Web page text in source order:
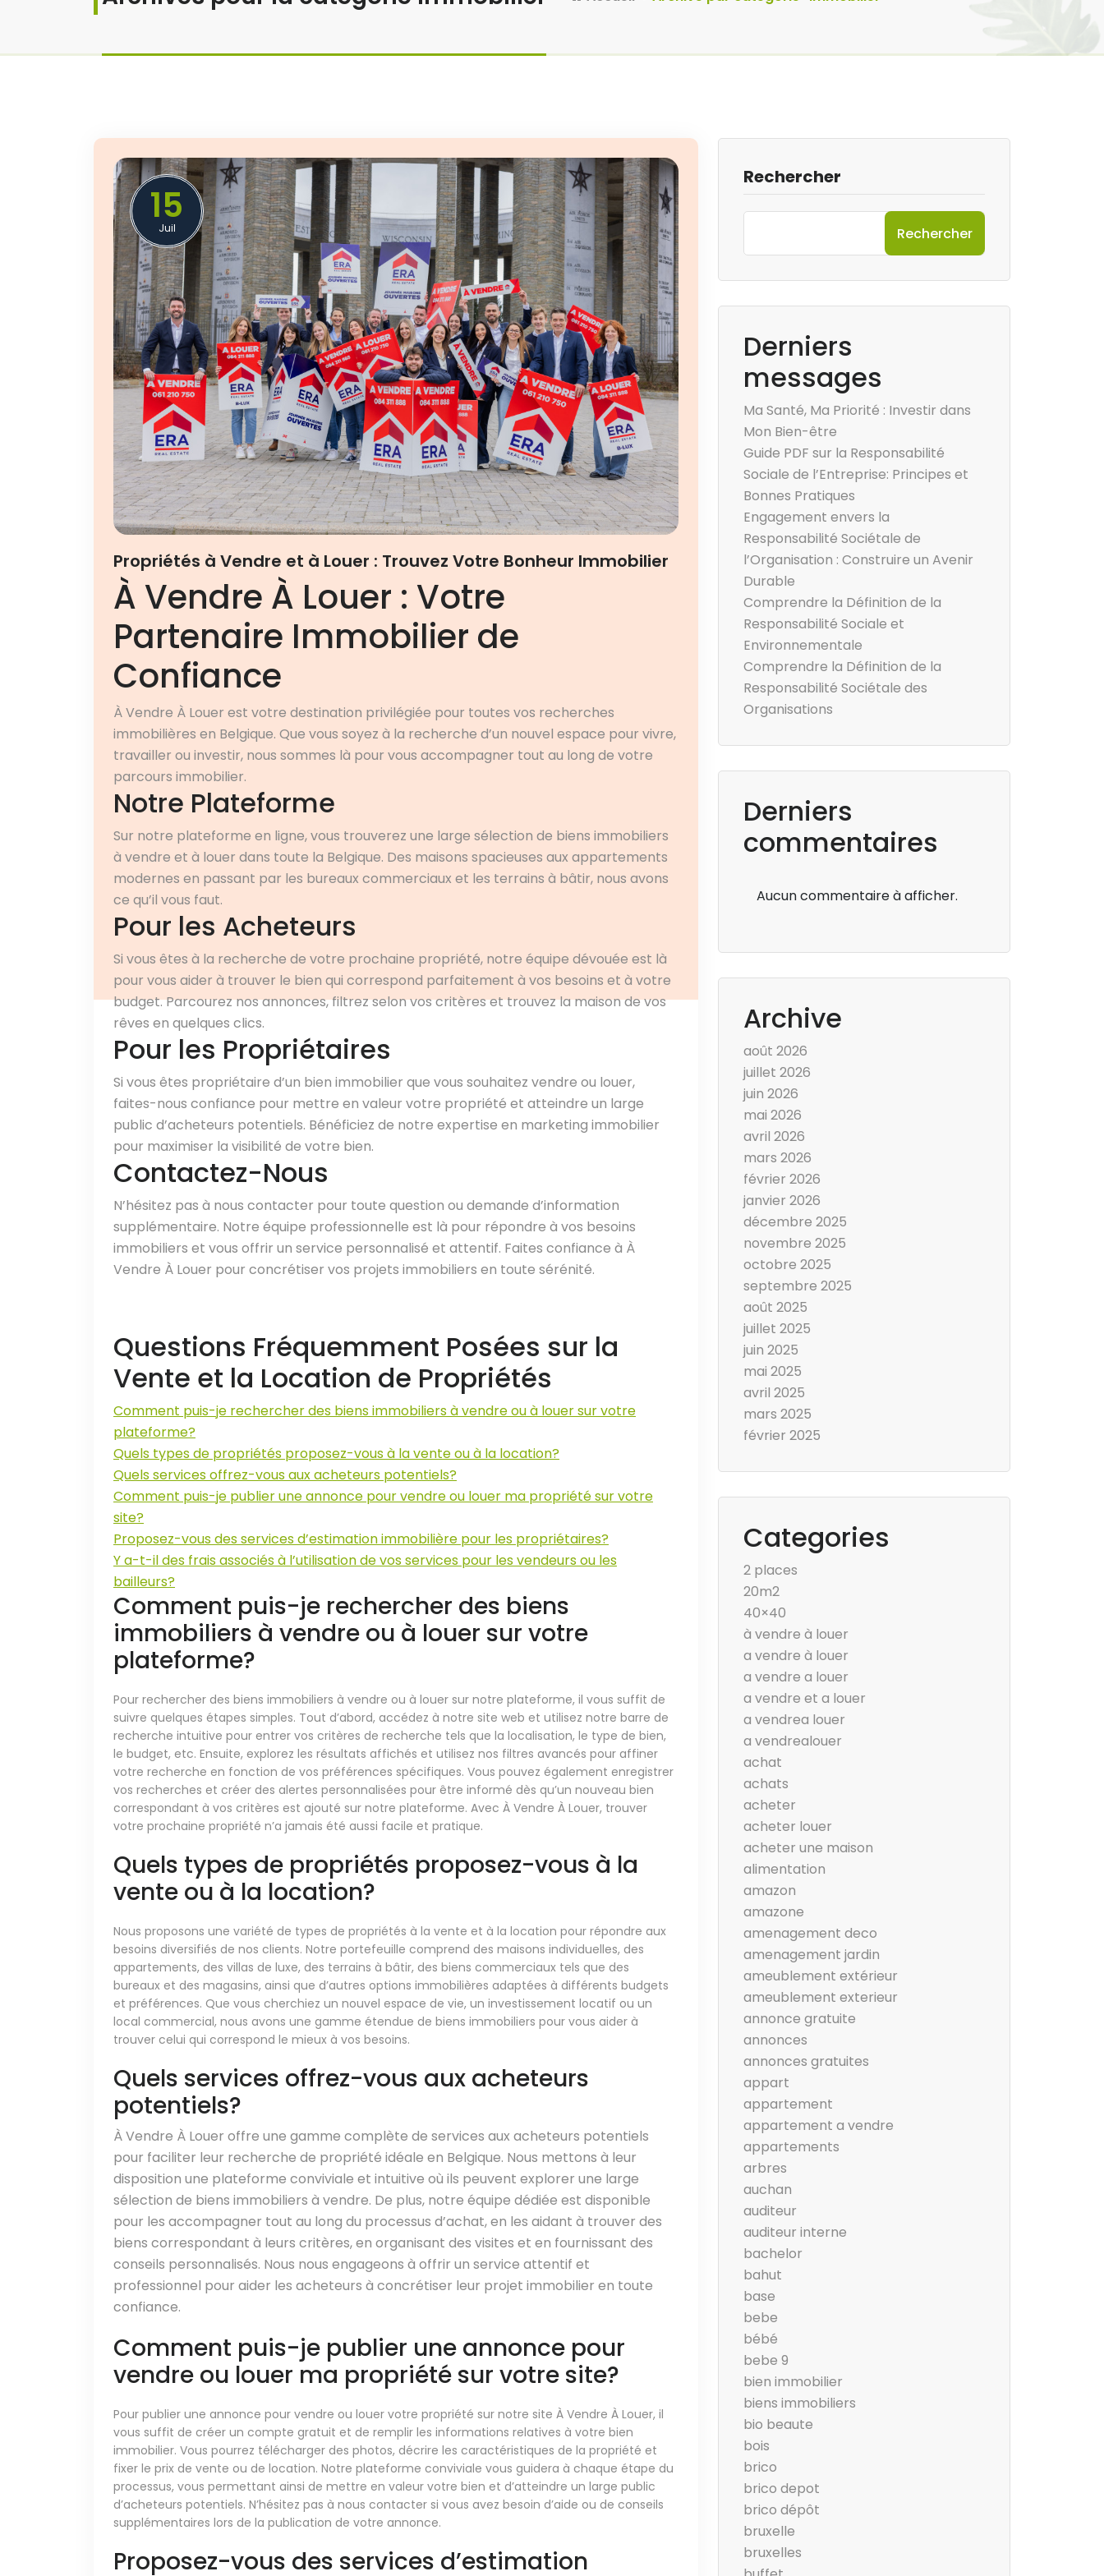
15
Juil
Propriétés à Vendre et à Louer : Trouvez Votre Bonheur Immobilier
À Vendre À Louer : Votre
Partenaire Immobilier de
Confiance
À Vendre À Louer est votre destination privilégiée pour toutes vos recherches
immobilières en Belgique. Que vous soyez à la recherche d’un nouvel espace pour vivre,
travailler ou investir, nous sommes là pour vous accompagner tout au long de votre
parcours immobilier.
Notre Plateforme
Sur notre plateforme en ligne, vous trouverez une large sélection de biens immobiliers
à vendre et à louer dans toute la Belgique. Des maisons spacieuses aux appartements
modernes en passant par les bureaux commerciaux et les terrains à bâtir, nous avons
ce qu’il vous faut.
Pour les Acheteurs
Si vous êtes à la recherche de votre prochaine propriété, notre équipe dévouée est là
pour vous aider à trouver le bien qui correspond parfaitement à vos besoins et à votre
budget. Parcourez nos annonces, filtrez selon vos critères et trouvez la maison de vos
rêves en quelques clics.
Pour les Propriétaires
Si vous êtes propriétaire d’un bien immobilier que vous souhaitez vendre ou louer,
faites-nous confiance pour mettre en valeur votre propriété et atteindre un large
public d’acheteurs potentiels. Bénéficiez de notre expertise en marketing immobilier
pour maximiser la visibilité de votre bien.
Contactez-Nous
N’hésitez pas à nous contacter pour toute question ou demande d’information
supplémentaire. Notre équipe professionnelle est là pour répondre à vos besoins
immobiliers et vous offrir un service personnalisé et attentif. Faites confiance à À
Vendre À Louer pour concrétiser vos projets immobiliers en toute sérénité.
Questions Fréquemment Posées sur la
Vente et la Location de Propriétés
Comment puis-je rechercher des biens immobiliers à vendre ou à louer sur votre
plateforme?
Quels types de propriétés proposez-vous à la vente ou à la location?
Quels services offrez-vous aux acheteurs potentiels?
Comment puis-je publier une annonce pour vendre ou louer ma propriété sur votre
site?
Proposez-vous des services d’estimation immobilière pour les propriétaires?
Y a-t-il des frais associés à l’utilisation de vos services pour les vendeurs ou les
bailleurs?
Comment puis-je rechercher des biens
immobiliers à vendre ou à louer sur votre
plateforme?
Pour rechercher des biens immobiliers à vendre ou à louer sur notre plateforme, il vous suffit de
suivre quelques étapes simples. Tout d’abord, accédez à notre site web et utilisez notre barre de
recherche intuitive pour entrer vos critères de recherche tels que la localisation, le type de bien,
le budget, etc. Ensuite, explorez les résultats affichés et utilisez nos filtres avancés pour affiner
votre recherche en fonction de vos préférences spécifiques. Vous pouvez également enregistrer
vos recherches et créer des alertes personnalisées pour être informé dès qu’un nouveau bien
correspondant à vos critères est ajouté sur notre plateforme. Avec À Vendre À Louer, trouver
votre prochaine propriété n’a jamais été aussi facile et pratique.
Quels types de propriétés proposez-vous à la
vente ou à la location?
Nous proposons une variété de types de propriétés à la vente et à la location pour répondre aux
besoins diversifiés de nos clients. Notre portefeuille comprend des maisons individuelles, des
appartements, des villas de luxe, des terrains à bâtir, des biens commerciaux tels que des
bureaux et des magasins, ainsi que d’autres options immobilières adaptées à différents budgets
et préférences. Que vous cherchiez un nouvel espace de vie, un investissement locatif ou un
local commercial, nous avons une gamme étendue de biens immobiliers pour vous aider à
trouver celui qui correspond le mieux à vos besoins.
Quels services offrez-vous aux acheteurs
potentiels?
À Vendre À Louer offre une gamme complète de services aux acheteurs potentiels
pour faciliter leur recherche de propriété idéale en Belgique. Nous mettons à leur
disposition une plateforme conviviale et intuitive où ils peuvent explorer une large
sélection de biens immobiliers à vendre. De plus, notre équipe dédiée est disponible
pour les accompagner tout au long du processus d’achat, en les aidant à trouver des
biens correspondant à leurs critères, en organisant des visites et en fournissant des
conseils personnalisés. Nous nous engageons à offrir un service attentif et
professionnel pour aider les acheteurs à concrétiser leur projet immobilier en toute
confiance.
Comment puis-je publier une annonce pour
vendre ou louer ma propriété sur votre site?
Pour publier une annonce pour vendre ou louer votre propriété sur notre site À Vendre À Louer, il
vous suffit de créer un compte gratuit et de remplir les informations relatives à votre bien
immobilier. Vous pourrez télécharger des photos, décrire les caractéristiques de la propriété et
fixer le prix de vente ou de location. Notre plateforme conviviale vous guidera à chaque étape du
processus, vous permettant ainsi de mettre en valeur votre bien et d’atteindre un large public
d’acheteurs potentiels. N’hésitez pas à nous contacter si vous avez besoin d’aide ou de conseils
supplémentaires lors de la publication de votre annonce.
Proposez-vous des services d’estimation
Rechercher
Rechercher
Derniers
messages
Ma Santé, Ma Priorité : Investir dans
Mon Bien-être
Guide PDF sur la Responsabilité
Sociale de l’Entreprise: Principes et
Bonnes Pratiques
Engagement envers la
Responsabilité Sociétale de
l’Organisation : Construire un Avenir
Durable
Comprendre la Définition de la
Responsabilité Sociale et
Environnementale
Comprendre la Définition de la
Responsabilité Sociétale des
Organisations
Derniers
commentaires
Aucun commentaire à afficher.
Archive
août 2026
juillet 2026
juin 2026
mai 2026
avril 2026
mars 2026
février 2026
janvier 2026
décembre 2025
novembre 2025
octobre 2025
septembre 2025
août 2025
juillet 2025
juin 2025
mai 2025
avril 2025
mars 2025
février 2025
Categories
2 places
20m2
40×40
à vendre à louer
a vendre à louer
a vendre a louer
a vendre et a louer
a vendrea louer
a vendrealouer
achat
achats
acheter
acheter louer
acheter une maison
alimentation
amazon
amazone
amenagement deco
amenagement jardin
ameublement extérieur
ameublement exterieur
annonce gratuite
annonces
annonces gratuites
appart
appartement
appartement a vendre
appartements
arbres
auchan
auditeur
auditeur interne
bachelor
bahut
base
bebe
bébé
bebe 9
bien immobilier
biens immobiliers
bio beaute
bois
brico
brico depot
brico dépôt
bruxelle
bruxelles